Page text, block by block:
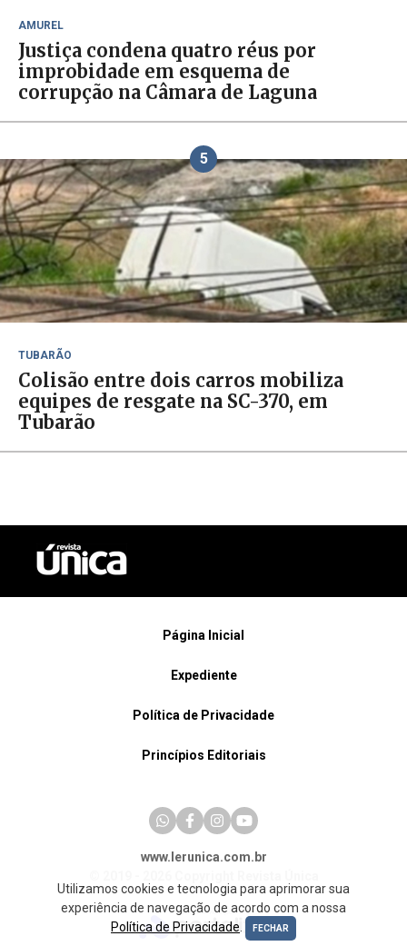
AMUREL
Justiça condena quatro réus por
improbidade em esquema de
corrupção na Câmara de Laguna
5
TUBARÃO
Colisão entre dois carros mobiliza
equipes de resgate na SC-370, em
Tubarão
Página Inicial
Expediente
Política de Privacidade
Princípios Editoriais
www.lerunica.com.br
Utilizamos cookies e tecnologia para aprimorar sua
experiência de navegação de acordo com a nossa
Política de Privacidade
FECHAR